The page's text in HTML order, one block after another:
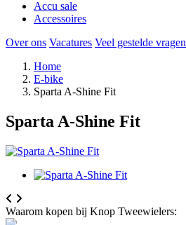
Accu sale
Accessoires
Over ons Vacatures Veel gestelde vragen
Home
E-bike
Sparta A-Shine Fit
Sparta A-Shine Fit
Waarom kopen bij Knop Tweewielers: